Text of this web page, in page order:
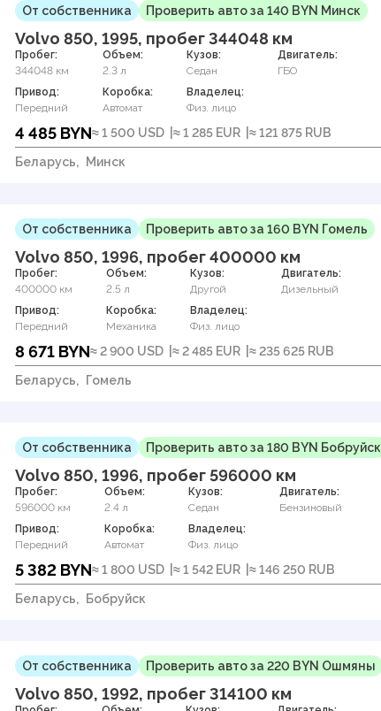
От собственника Проверить авто за 140 BYN Минск
Volvo 850, 1995, пробег 344048 км
Пробег:
344048 км
Объем:
2.3 л
Кузов:
Седан
Двигатель:
ГБО
Привод:
Передний
Коробка:
Автомат
Владелец:
Физ. лицо
4 485 BYN≈ 1 500 USD ≈ 1 285 EUR ≈ 121 875 RUB
Беларусь, Минск
От собственника Проверить авто за 160 BYN Гомель
Volvo 850, 1996, пробег 400000 км
Пробег:
400000 км
Объем:
2.5 л
Кузов:
Другой
Двигатель:
Дизельный
Привод:
Передний
Коробка:
Механика
Владелец:
Физ. лицо
8 671 BYN≈ 2 900 USD ≈ 2 485 EUR ≈ 235 625 RUB
Беларусь, Гомель
От собственника Проверить авто за 180 BYN Бобруйск
Volvo 850, 1996, пробег 596000 км
Пробег:
596000 км
Объем:
2.4 л
Кузов:
Седан
Двигатель:
Бензиновый
Привод:
Передний
Коробка:
Автомат
Владелец:
Физ. лицо
5 382 BYN≈ 1 800 USD ≈ 1 542 EUR ≈ 146 250 RUB
Беларусь, Бобруйск
От собственника Проверить авто за 220 BYN Ошмяны
Volvo 850, 1992, пробег 314100 км